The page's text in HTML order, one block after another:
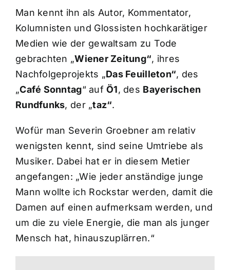
Man kennt ihn als Autor, Kommentator,
Kolumnisten und Glossisten hochkarätiger
Medien wie der gewaltsam zu Tode
gebrachten „Wiener Zeitung“, ihres
Nachfolgeprojekts „Das Feuilleton“, des
„Café Sonntag“ aufÖ1, des Bayerischen
Rundfunks, der „taz“.
Wofür man Severin Groebner am relativ
wenigsten kennt, sind seine Umtriebe als
Musiker. Dabei hat er in diesem Metier
angefangen: „Wie jeder anständige junge
Mann wollte ich Rockstar werden, damit die
Damen auf einen aufmerksam werden, und
um die zu viele Energie, die man als junger
Mensch hat, hinauszuplärren.“